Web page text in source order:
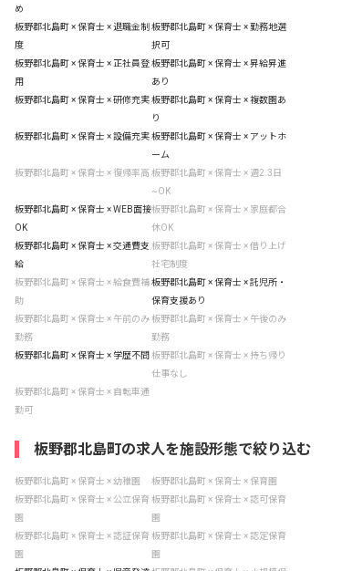
め
板野郡北島町 × 保育士 × 退職金制
度
板野郡北島町 × 保育士 × 勤務地選
択可
板野郡北島町 × 保育士 × 正社員登
用
板野郡北島町 × 保育士 × 昇給昇進
あり
板野郡北島町 × 保育士 × 研修充実板野郡北島町 × 保育士 × 複数園あ
り
板野郡北島町 × 保育士 × 設備充実板野郡北島町 × 保育士 × アットホ
ーム
板野郡北島町 × 保育士 × 復帰率高 板野郡北島町 × 保育士 × 週2.3日
~OK
板野郡北島町 × 保育士 × WEB面接
OK
板野郡北島町 × 保育士 × 家庭都合
休OK
板野郡北島町 × 保育士 × 交通費支
給
板野郡北島町 × 保育士 × 借り上げ
社宅制度
板野郡北島町 × 保育士 × 給食費補
助
板野郡北島町 × 保育士 × 託児所・
保育支援あり
板野郡北島町 × 保育士 × 午前のみ
勤務
板野郡北島町 × 保育士 × 午後のみ
勤務
板野郡北島町 × 保育士 × 学歴不問 板野郡北島町 × 保育士 × 持ち帰り
仕事なし
板野郡北島町 × 保育士 × 自転車通
勤可
板野郡北島町の求人を施設形態で絞り込む
板野郡北島町 × 保育士 × 幼稚園
板野郡北島町 × 保育士 × 保育園
板野郡北島町 × 保育士 × 公立保育
園
板野郡北島町 × 保育士 × 認可保育
園
板野郡北島町 × 保育士 × 認証保育
園
板野郡北島町 × 保育士 × 認定保育
園